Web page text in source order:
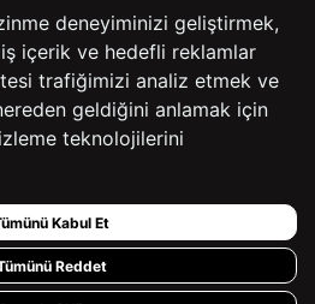
Regular fit kesimi sayesinde
sağlar. İş toplantılarından
geniş bir kullanım alanı sunan bu
değerli parçalarından biri olacaktır.
kumaş kalitesine ve doğru
Pamuklu veya yün karışımlı
kombinlendiğinde, tarzınızı bir üst
mendil veya şık bir saat gibi
elbisenizin tamamlayıcı unsurları
mükemmel bir seçenek olan regular fit
deneyiminizi geliştirmek,
içerik ve hedefli reklamlar
trafiğimizi analiz etmek ve
geldiğini anlamak için
teknolojilerini
Kabul Et
Reddet